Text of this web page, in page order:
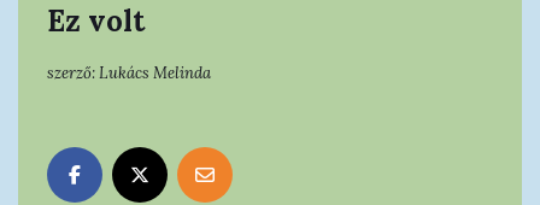
Ez volt
szerző:Lukács Melinda